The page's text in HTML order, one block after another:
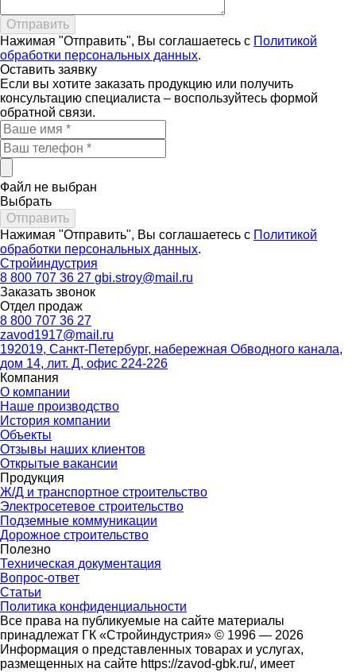
Нажимая "Отправить", Вы соглашаетесь с Политикой
обработки персональных данных.
Оставить заявку
Если вы хотите заказать продукцию или получить
консультацию специалиста – воспользуйтесь формой
обратной связи.
Файл не выбран
Выбрать
Нажимая "Отправить", Вы соглашаетесь с Политикой
обработки персональных данных.
Стройиндустрия
8 800 707 36 27 gbi.stroy@mail.ru
Заказать звонок
Отдел продаж
8 800 707 36 27
zavod1917@mail.ru
192019, Санкт-Петербург, набережная Обводного канала,
дом 14, лит. Д, офис 224-226
Компания
О компании
Наше производство
История компании
Объекты
Отзывы наших клиентов
Открытые вакансии
Продукция
Ж/Д и транспортное строительство
Электросетевое строительство
Подземные коммуникации
Дорожное строительство
Полезно
Техническая документация
Вопрос-ответ
Статьи
Политика конфиденциальности
Все права на публикуемые на сайте материалы
принадлежат ГК «Стройиндустрия» © 1996 — 2026
Информация о представленных товарах и услугах,
размещенных на сайте https://zavod-gbk.ru/, имеет